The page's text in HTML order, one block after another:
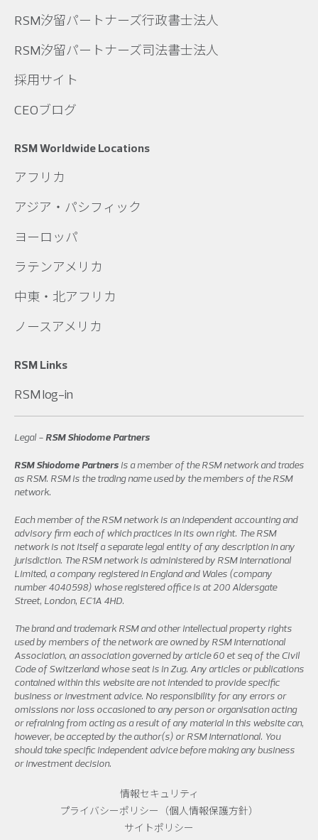
RSM汐留パートナーズ行政書士法人
RSM汐留パートナーズ司法書士法人
採用サイト
CEOブログ
RSM Worldwide Locations
アフリカ
アジア・パシフィック
ヨーロッパ
ラテンアメリカ
中東・北アフリカ
ノースアメリカ
RSM Links
RSM log-in
Legal -RSM Shiodome Partners
RSM Shiodome Partners is a member of the RSM network and trades
as RSM. RSM is the trading name used by the members of the RSM
network.
Each member of the RSM network is an independent accounting and
advisory firm each of which practices in its own right. The RSM
network is not itself a separate legal entity of any description in any
jurisdiction. The RSM network is administered by RSM International
Limited, a company registered in England and Wales (company
number 4040598) whose registered office is at 200 Aldersgate
Street, London, EC1A 4HD.
The brand and trademark RSM and other intellectual property rights
used by members of the network are owned by RSM International
Association, an association governed by article 60 et seq of the Civil
Code of Switzerland whose seat is in Zug. Any articles or publications
contained within this website are not intended to provide specific
business or investment advice. No responsibility for any errors or
omissions nor loss occasioned to any person or organisation acting
or refraining from acting as a result of any material in this website can,
however, be accepted by the author(s) or RSM International. You
should take specific independent advice before making any business
or investment decision.
情報セキュリティ
プライバシーポリシー（個人情報保護方針）
サイトポリシー